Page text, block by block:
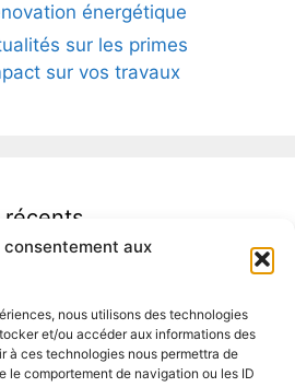
consentement aux
nous utilisons des technologies
et/ou accéder aux informations des
à ces technologies nous permettra de
le comportement de navigation ou les ID
énergétique
sur les primes
sur vos travaux
récents